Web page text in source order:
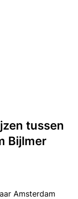
tussen
Bijlmer
Amsterdam